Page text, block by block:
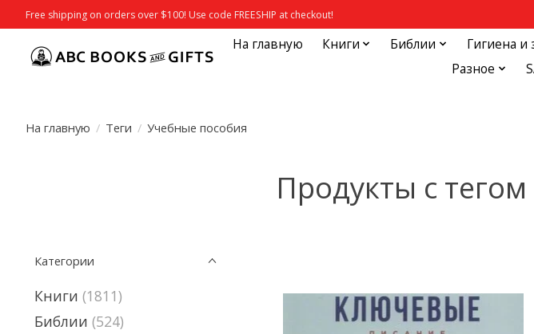
Free shipping on orders over $100! Use code FREESHIP at checkout!
На главную Книги Библии Гигиена и
Разное
На главную / Теги / Учебные пособия
Продукты с
Категории
Книги (1811)
Библии (524)